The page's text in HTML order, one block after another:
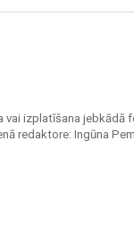
izplatīšana
redaktore: Ingūna